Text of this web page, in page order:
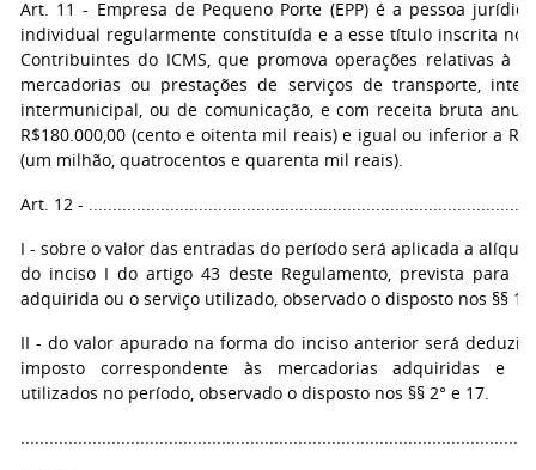
Art. 11 - Empresa de Pequeno Porte (EPP) é a pessoa
individual regularmente constituída e a esse título inscrita no
Contribuintes do ICMS, que promova operações relativas à
mercadorias ou prestações de serviços de transporte,
intermunicipal, ou de comunicação, e com receita bruta
R$180.000,00 (cento e oitenta mil reais) e igual ou inferior a
(um milhão, quatrocentos e quarenta mil reais).
Art. 12 -
I - sobre o valor das entradas do período será aplicada a
do inciso I do artigo 43 deste Regulamento, prevista para a
adquirida ou o serviço utilizado, observado o disposto nos §§ 1°
II - do valor apurado na forma do inciso anterior será
imposto correspondente às mercadorias adquiridas e
utilizados no período, observado o disposto nos §§ 2° e 17.